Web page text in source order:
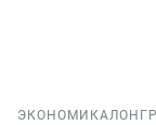
ЭКОНОМИКА